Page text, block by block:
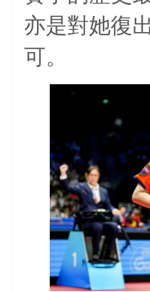
亦是對她復
可。